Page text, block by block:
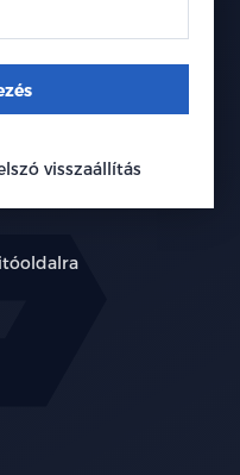
visszaállítás